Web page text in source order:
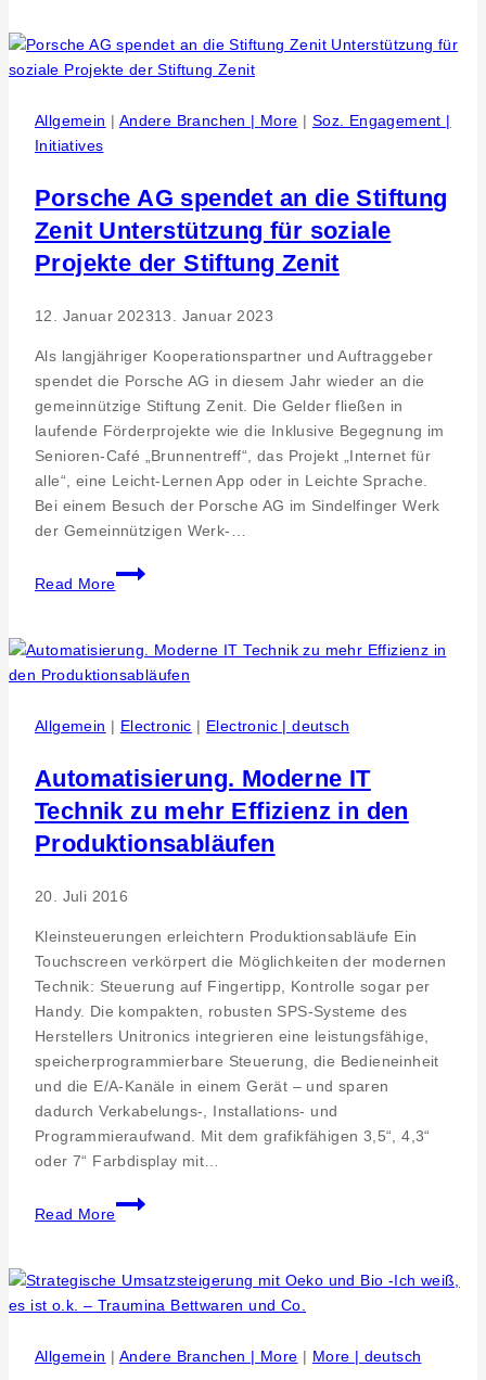
spielt
groß
–
den
Bundesligisten
1.
FC
Allgemein | Andere Branchen | More | Soz. Engagement |
Initiatives
Porsche AG spendet an die Stiftung
Zenit Unterstützung für soziale
Projekte der Stiftung Zenit
12. Januar 202313. Januar 2023
Als langjähriger Kooperationspartner und Auftraggeber
spendet die Porsche AG in diesem Jahr wieder an die
gemeinnützige Stiftung Zenit. Die Gelder fließen in
laufende Förderprojekte wie die Inklusive Begegnung im
Senioren-Café „Brunnentreff“, das Projekt „Internet für
alle“, eine Leicht-Lernen App oder in Leichte Sprache.
Bei einem Besuch der Porsche AG im Sindelfinger Werk
der Gemeinnützigen Werk-…
Read More
Porsche
AG
an
die
Zenit
für
soziale
Projekte
der
Zenit
Allgemein | Electronic | Electronic | deutsch
Automatisierung. Moderne IT
Technik zu mehr Effizienz in den
Produktionsabläufen
20. Juli 2016
Kleinsteuerungen erleichtern Produktionsabläufe Ein
Touchscreen verkörpert die Möglichkeiten der modernen
Technik: Steuerung auf Fingertipp, Kontrolle sogar per
Handy. Die kompakten, robusten SPS-Systeme des
Herstellers Unitronics integrieren eine leistungsfähige,
speicherprogrammierbare Steuerung, die Bedieneinheit
und die E/A-Kanäle in einem Gerät – und sparen
dadurch Verkabelungs-, Installations- und
Programmieraufwand. Mit dem grafikfähigen 3,5“, 4,3“
oder 7“ Farbdisplay mit…
Read More
Automatisierung.
Moderne
Technik
zu
Effizienz
Allgemein | Andere Branchen | More | More | deutsch